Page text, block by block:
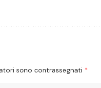
sono contrassegnati *